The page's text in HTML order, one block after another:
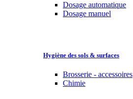
Dosage automatique
Dosage manuel
Hygiène des sols & surfaces
Brosserie - accessoires
Chimie